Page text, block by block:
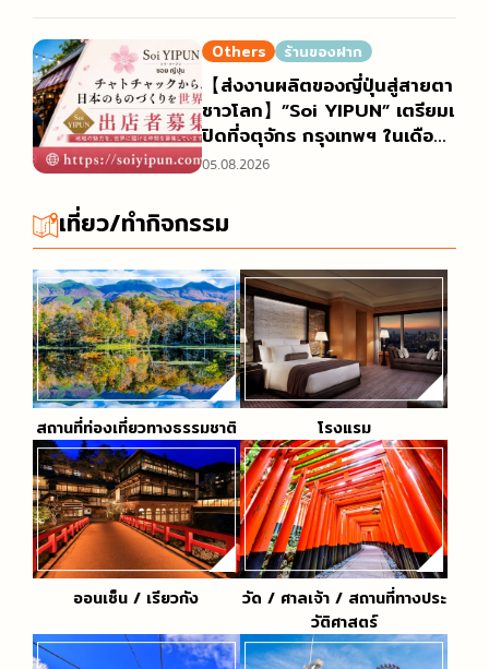
วามนิยมอย่างสูง
Others ร้านของฝาก
【ส่งงานผลิตของญี่ปุ่นสู่สายตา
ชาวโลก】”Soi YIPUN” เตรียมเ
ปิดที่จตุจักร กรุงเทพฯ ในเดือน
ตุลาคม 2026 เปิดรับผู้ออกร้าน
ท้องถิ่น และครีเอเตอร์ทั่วประเทศ
ญี่ปุ่น
05.08.2026
เที่ยว/ทำกิจกรรม
สถานที่ท่องเที่ยวทางธรรมชาติ โรงแรม
ออนเซ็น / เรียวกัง
วัด / ศาลเจ้า / สถานที่ทางประ
วัติศาสตร์